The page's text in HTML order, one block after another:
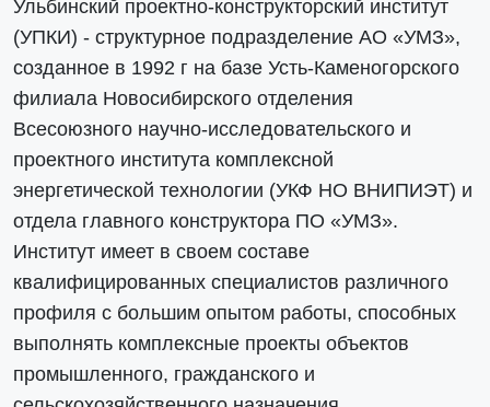
Ульбинский проектно-конструкторский институт
(УПКИ) - структурное подразделение АО «УМЗ»,
созданное в 1992 г на базе Усть-Каменогорского
филиала Новосибирского отделения
Всесоюзного научно-исследовательского и
проектного института комплексной
энергетической технологии (УКФ НО ВНИПИЭТ) и
отдела главного конструктора ПО «УМЗ».
Институт имеет в своем составе
квалифицированных специалистов различного
профиля с большим опытом работы, способных
выполнять комплексные проекты объектов
промышленного, гражданского и